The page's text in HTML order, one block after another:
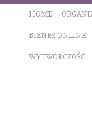
HOME
BIZNES ONLINE
WYTWÓRCZOŚĆ